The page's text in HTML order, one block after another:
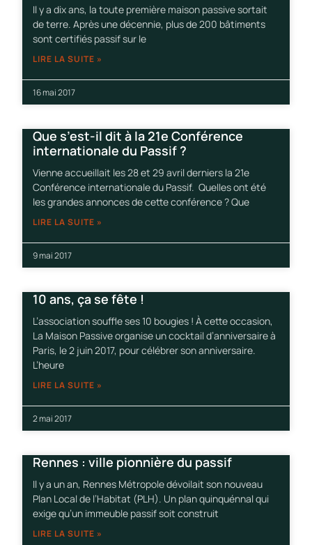
Il y a dix ans, la toute première maison passive sortait
de terre. Après une décennie, plus de 200 bâtiments
sont certifiés passif sur le
LIRE LA SUITE »
16 mai 2017
Que s’est-il dit à la 21e Conférence
internationale du Passif ?
Vienne accueillait les 28 et 29 avril derniers la 21e
Conférence internationale du Passif. Quelles ont été
les grandes annonces de cette conférence ? Que
LIRE LA SUITE »
9 mai 2017
10 ans, ça se fête !
L’association souffle ses 10 bougies ! À cette occasion,
La Maison Passive organise un cocktail d’anniversaire à
Paris, le 2 juin 2017, pour célébrer son anniversaire.
L’heure
LIRE LA SUITE »
2 mai 2017
Rennes : ville pionnière du passif
Il y a un an, Rennes Métropole dévoilait son nouveau
Plan Local de l’Habitat (PLH). Un plan quinquénnal qui
exige qu’un immeuble passif soit construit
LIRE LA SUITE »